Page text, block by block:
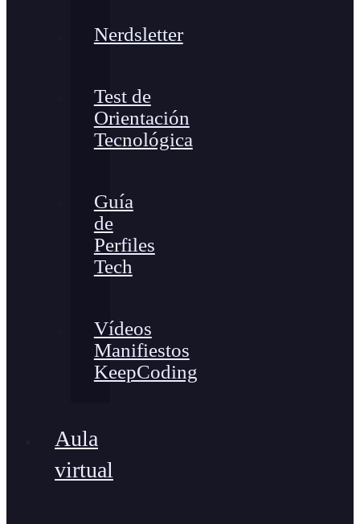
Nerdsletter
Test de
Orientación
Tecnológica
Guía
de
Perfiles
Tech
Vídeos
Manifiestos
KeepCoding
Aula
virtual